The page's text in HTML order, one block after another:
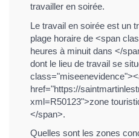
travailler en soirée.
Le travail en soirée est un
plage horaire de <span
heures à minuit dans </
dont le lieu de travail se
href="https://
xml=R50123">zone
</span>.
Quelles sont les zones